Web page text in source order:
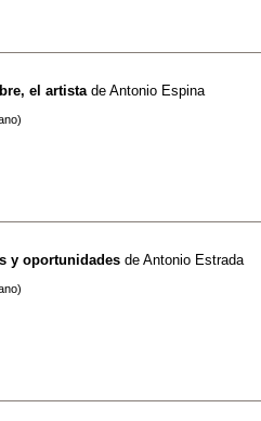
el artista de Antonio Espina
y oportunidades de Antonio Estrada